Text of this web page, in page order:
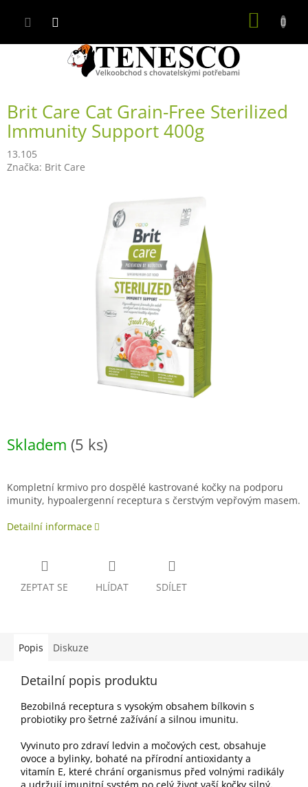
Brit Care Cat Grain-Free Sterilized
Immunity Support 400g
13.105
Značka: Brit Care
Skladem (5 ks)
Kompletní krmivo pro dospělé kastrované kočky na podporu
imunity, hypoalergenní receptura s čerstvým vepřovým masem.
Detailní informace
ZEPTAT SE HLÍDAT SDÍLET
Popis Diskuze
Detailní popis produktu
Bezobilná receptura s vysokým obsahem bílkovin s
probiotiky pro šetrné zažívání a silnou imunitu.
Vyvinuto pro zdraví ledvin a močových cest, obsahuje
ovoce a bylinky, bohaté na přírodní antioxidanty a
vitamín E, které chrání organismus před volnými radikály